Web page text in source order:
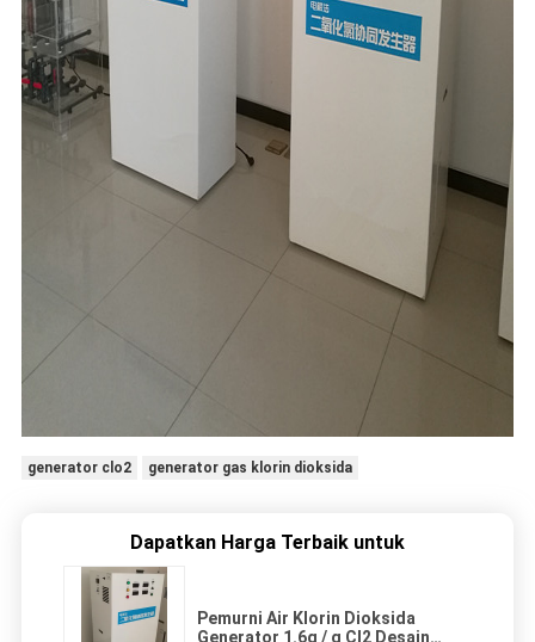
generator clo2 generator gas klorin dioksida
Dapatkan Harga Terbaik untuk
Pemurni Air Klorin Dioksida
Generator 1.6g / g Cl2 Desain